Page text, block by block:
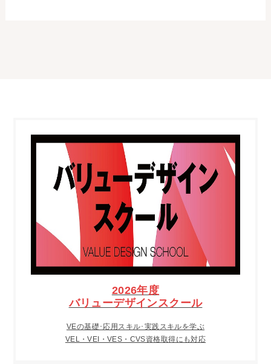
2026年度
バリューデザインスクール
VEの基礎･応用スキル･実践スキルを学ぶ
VEL・VEI・VES・CVS資格取得にも対応